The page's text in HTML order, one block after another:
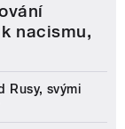
nacismu,
Rusy, svými